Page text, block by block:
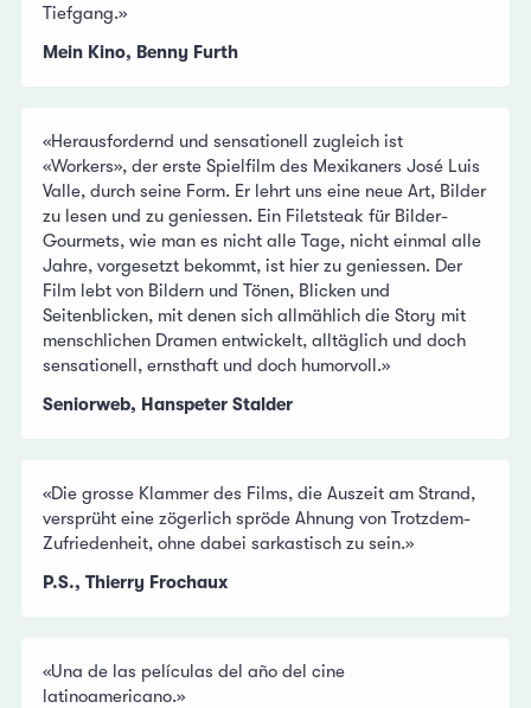
Tiefgang.»
Mein Kino, Benny Furth
«Herausfordernd und sensationell zugleich ist
«Workers», der erste Spielfilm des Mexikaners José Luis
Valle, durch seine Form. Er lehrt uns eine neue Art, Bilder
zu lesen und zu geniessen. Ein Filetsteak für Bilder-
Gourmets, wie man es nicht alle Tage, nicht einmal alle
Jahre, vorgesetzt bekommt, ist hier zu geniessen. Der
Film lebt von Bildern und Tönen, Blicken und
Seitenblicken, mit denen sich allmählich die Story mit
menschlichen Dramen entwickelt, alltäglich und doch
sensationell, ernsthaft und doch humorvoll.»
Seniorweb, Hanspeter Stalder
«Die grosse Klammer des Films, die Auszeit am Strand,
versprüht eine zögerlich spröde Ahnung von Trotzdem-
Zufriedenheit, ohne dabei sarkastisch zu sein.»
P.S., Thierry Frochaux
«Una de las películas del año del cine
latinoamericano.»